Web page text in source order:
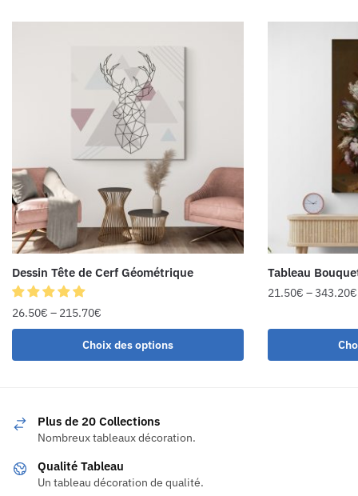
Dessin Tête de Cerf Géométrique
26.50€ – 215.70€
Choix des options
Tableau
21.50€ –343.20€
Plus de 20 Collections
Nombreux tableaux décoration.
Qualité Tableau
Un tableau décoration de qualité.